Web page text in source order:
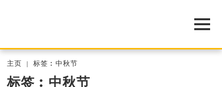
主页 标签︰中秋节
标签︰中秋节